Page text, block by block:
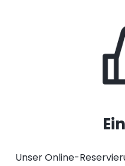
Unser Online-